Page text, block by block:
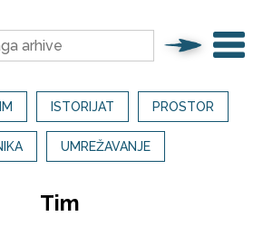
ISTORIJAT PROSTOR
UMREŽAVANJE
Tim